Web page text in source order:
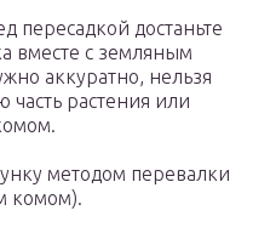
пересадкой достаньте
вместе с земляным
аккуратно, нельзя
часть растения или
методом перевалки
комом).